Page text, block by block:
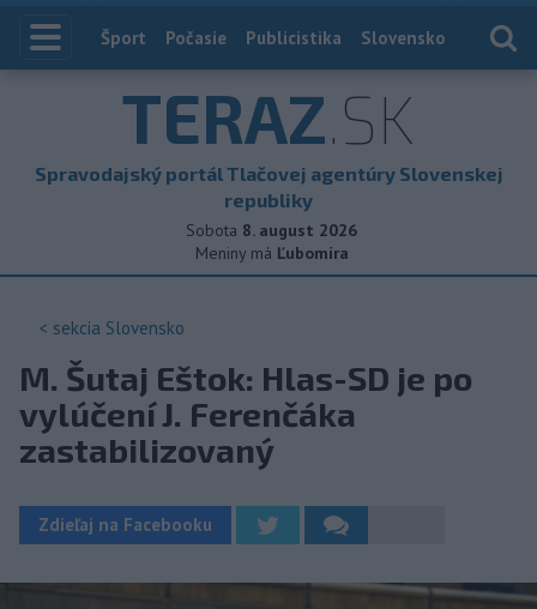
Index
Šport Počasie Publicistika Slovensko
TERAZ.SK
Spravodajský portál Tlačovej agentúry Slovenskej
republiky
Sobota 8. august 2026
Meniny má Ľubomíra
< sekcia Slovensko
M. Šutaj Eštok: Hlas-SD je po
vylúčení J. Ferenčáka
zastabilizovaný
Zdieľaj na Facebooku